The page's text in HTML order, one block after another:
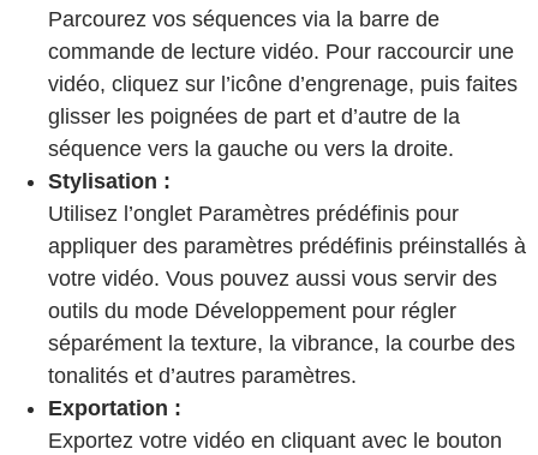
Parcourez vos séquences via la barre de
commande de lecture vidéo. Pour raccourcir une
vidéo, cliquez sur l’icône d’engrenage, puis faites
glisser les poignées de part et d’autre de la
séquence vers la gauche ou vers la droite.
Stylisation :
Utilisez l’onglet Paramètres prédéfinis pour
appliquer des paramètres prédéfinis préinstallés à
votre vidéo. Vous pouvez aussi vous servir des
outils du mode Développement pour régler
séparément la texture, la vibrance, la courbe des
tonalités et d’autres paramètres.
Exportation :
Exportez votre vidéo en cliquant avec le bouton